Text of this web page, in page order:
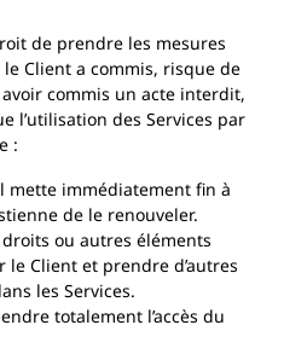
de prendre les mesures
Client a commis, risque de
commis un acte interdit,
l’utilisation des Services par
:
mette immédiatement fin à
de le renouveler.
ou autres éléments
Client et prendre d’autres
les Services.
totalement l’accès du